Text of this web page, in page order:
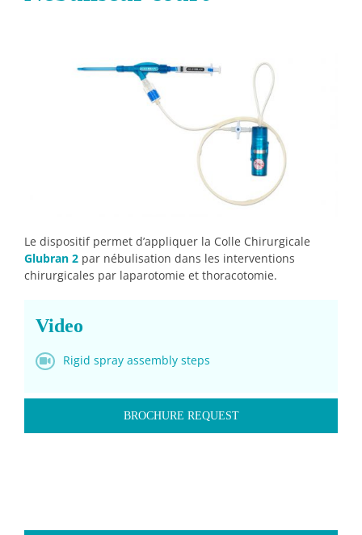
Le dispositif permet d’appliquer la Colle Chirurgicale
Glubran 2 par nébulisation dans les interventions
chirurgicales par laparotomie et thoracotomie.
Video
Rigid spray assembly steps
BROCHURE REQUEST